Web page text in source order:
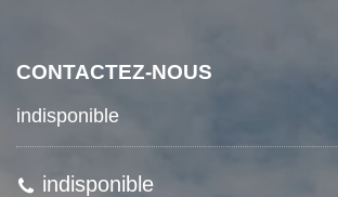
CONTACTEZ-NOUS
indisponible
indisponible